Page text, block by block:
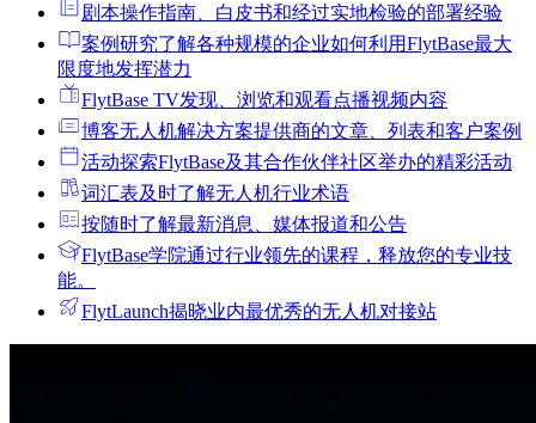
剧本操作指南、白皮书和经过实地检验的部署经验
案例研究了解各种规模的企业如何利用FlytBase最大
限度地发挥潜力
FlytBase TV发现、浏览和观看点播视频内容
博客无人机解决方案提供商的文章、列表和客户案例
活动探索FlytBase及其合作伙伴社区举办的精彩活动
词汇表及时了解无人机行业术语
按随时了解最新消息、媒体报道和公告
FlytBase学院通过行业领先的课程，释放您的专业技
能。
FlytLaunch揭晓业内最优秀的无人机对接站